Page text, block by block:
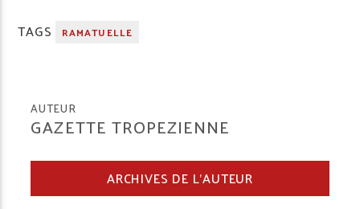
TAGS
RAMATUELLE
AUTEUR
GAZETTE TROPEZIENNE
ARCHIVES DE L'AUTEUR